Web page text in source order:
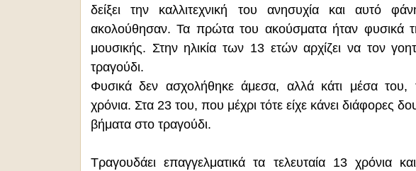
δείξει την καλλιτεχνική του ανησυχία και αυτό
ακολούθησαν. Τα πρώτα του ακούσματα ήταν φυσικά
μουσικής. Στην ηλικία των 13 ετών αρχίζει να τον
τραγούδι.
Φυσικά δεν ασχολήθηκε άμεσα, αλλά κάτι μέσα του,
χρόνια. Στα 23 του, που μέχρι τότε είχε κάνει διάφορες
βήματα στο τραγούδι.
Τραγουδάει επαγγελματικά τα τελευταία 13 χρόνια